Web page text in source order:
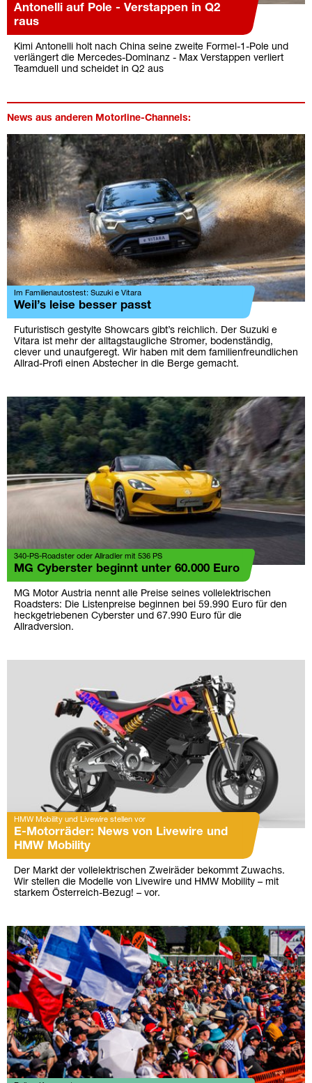
Antonelli auf Pole - Verstappen in Q2
raus
Kimi Antonelli holt nach China seine zweite Formel-1-Pole und
verlängert die Mercedes-Dominanz - Max Verstappen verliert
Teamduell und scheidet in Q2 aus
News aus anderen Motorline-Channels:
Im Familienautostest: Suzuki e Vitara
Weil’s leise besser passt
Futuristisch gestylte Showcars gibt’s reichlich. Der Suzuki e
Vitara ist mehr der alltagstaugliche Stromer, bodenständig,
clever und unaufgeregt. Wir haben mit dem familienfreundlichen
Allrad-Profi einen Abstecher in die Berge gemacht.
340-PS-Roadster oder Allradler mit 536 PS
MG Cyberster beginnt unter 60.000 Euro
MG Motor Austria nennt alle Preise seines vollelektrischen
Roadsters: Die Listenpreise beginnen bei 59.990 Euro für den
heckgetriebenen Cyberster und 67.990 Euro für die
Allradversion.
HMW Mobility und Livewire stellen vor
E-Motorräder: News von Livewire und
HMW Mobility
Der Markt der vollelektrischen Zweiräder bekommt Zuwachs.
Wir stellen die Modelle von Livewire und HMW Mobility – mit
starkem Österreich-Bezug! – vor.